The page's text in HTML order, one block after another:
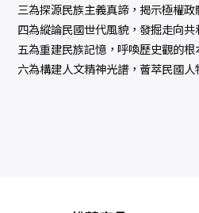
三為探源民族主義真諦，揭示極權政
四為縱論民國世代風貌，發掘走向共
五為重建民族記憶，呼喚歷史觀的根
六為構建人文精神光譜，薈萃民國人